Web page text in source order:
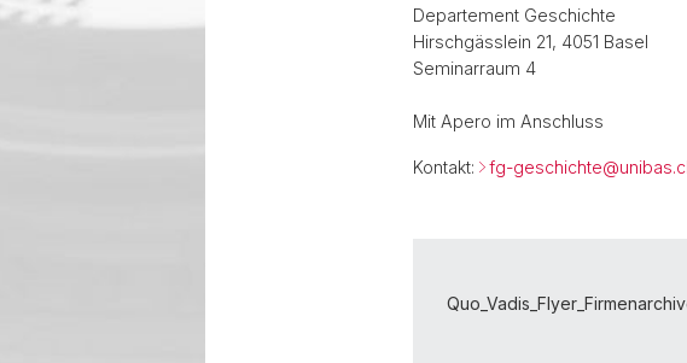
Departement Geschichte
Hirschgässlein 21, 4051 Basel
Seminarraum 4
Mit Apero im Anschluss
Kontakt: fg-geschichte@